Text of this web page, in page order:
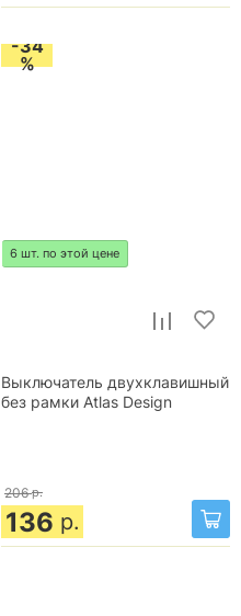
-34
%
6 шт. по этой цене
Выключатель двухклавишный
без рамки Atlas Design
206 р.
136 р.